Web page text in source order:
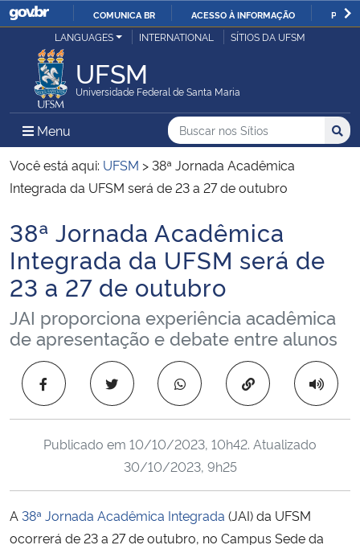
IR
COMUNICA BR ACESSO À INFORMAÇÃO
Ministério da Justiça e Segurança Pública
Ministério da Defesa
Ministério das Relações Exteriores
Ministério da Infraestrutura
Ministério da Agricultura, Pecuária e Abastecimento
Ministério da Educação
Ministério da Cidadania
Ministério da Saúde
LANGUAGES INTERNATIONAL SÍTIOS DA UFSM
UFSM
Universidade Federal de Santa Maria
Menu Menu Principal do Sítio
Busca
Buscar no nos Sítios
Busca:
Você está aqui: UFSM >38ª Jornada Acadêmica
Integrada da UFSM será de 23 a 27 de outubro
Início do conteúdo
38ª Jornada Acadêmica
Integrada da UFSM será de
23 a 27 de outubro
JAI proporciona experiência acadêmica
de apresentação e debate entre alunos
Copiar para área
Publicado em 10/10/2023, 10h42. Atualizado
30/10/2023, 9h25
A 38ª Jornada Acadêmica Integrada (JAI) da UFSM
ocorrerá de 23 a 27 de outubro, no Campus Sede da